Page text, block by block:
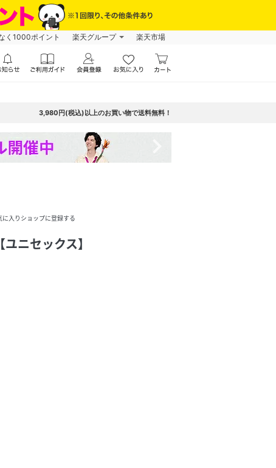
く1000ポイント 楽天グループ 楽天市場
3,980円(税込)以上のお買い物で送料無料！
に入りショップに登録する
ニセックス】